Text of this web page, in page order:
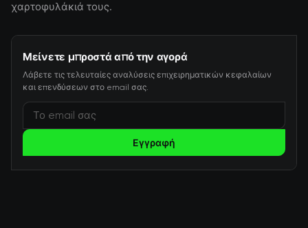
χαρτοφυλάκιά τους.
Μείνετε μπροστά από την αγορά
Λάβετε τις τελευταίες αναλύσεις επιχειρηματικών κεφαλαίων
και επενδύσεων στο email σας.
Εγγραφή